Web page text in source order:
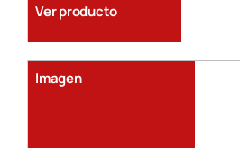
Ver producto
Imagen